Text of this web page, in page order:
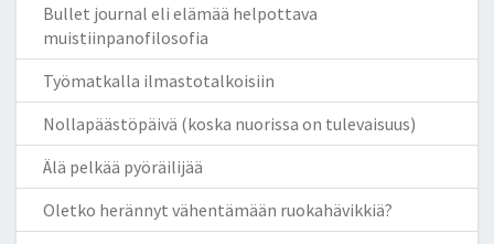
Bullet journal eli elämää helpottava
muistiinpanofilosofia
Työmatkalla ilmastotalkoisiin
Nollapäästöpäivä (koska nuorissa on tulevaisuus)
Älä pelkää pyöräilijää
Oletko herännyt vähentämään ruokahävikkiä?